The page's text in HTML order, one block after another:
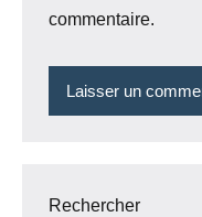
commentaire.
Rechercher